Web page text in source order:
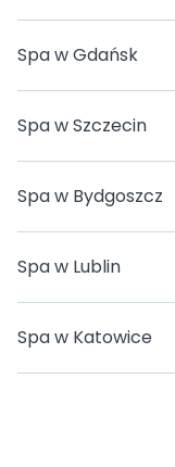
Spa w Gdańsk
Spa w Szczecin
Spa w Bydgoszcz
Spa w Lublin
Spa w Katowice